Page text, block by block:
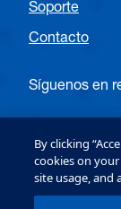
Soporte
Contacto
Síguenos en
Follow
By clicking
cookies on
site usage, and